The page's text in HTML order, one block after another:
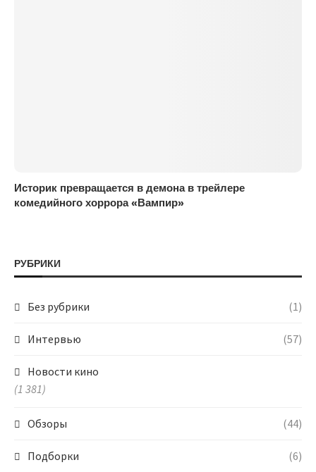
Историк превращается в демона в трейлере
комедийного хоррора «Вампир»
РУБРИКИ
Без рубрики (1)
Интервью (57)
Новости кино
(1 381)
Обзоры (44)
Подборки (6)